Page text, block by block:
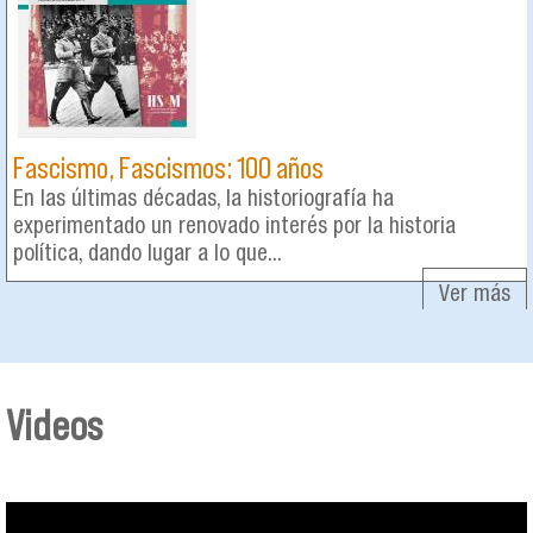
Fascismo, Fascismos: 100 años
En las últimas décadas, la historiografía ha
experimentado un renovado interés por la historia
política, dando lugar a lo que...
Ver más
Videos